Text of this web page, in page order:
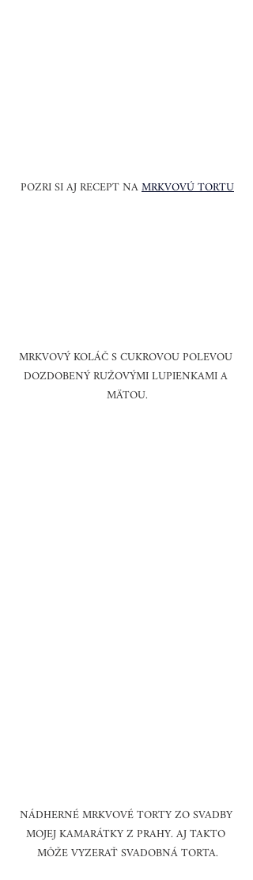
POZRI SI AJ RECEPT NA MRKVOVÚ TORTU
MRKVOVÝ KOLÁČ S CUKROVOU POLEVOU
DOZDOBENÝ RUŽOVÝMI LUPIENKAMI A
MÄTOU.
NÁDHERNÉ MRKVOVÉ TORTY ZO SVADBY
MOJEJ KAMARÁTKY Z PRAHY. AJ TAKTO
MÔŽE VYZERAŤ SVADOBNÁ TORTA.